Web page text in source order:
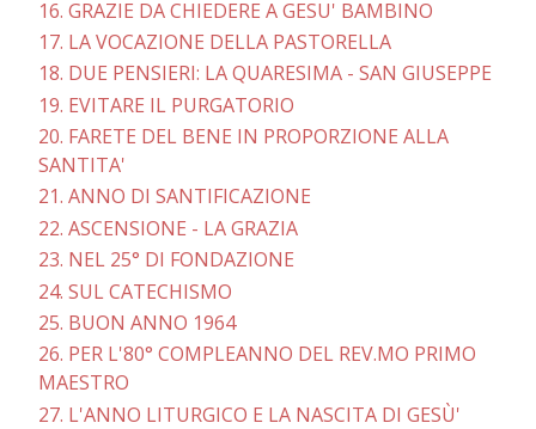
16. GRAZIE DA CHIEDERE A GESU' BAMBINO
17. LA VOCAZIONE DELLA PASTORELLA
18. DUE PENSIERI: LA QUARESIMA - SAN GIUSEPPE
19. EVITARE IL PURGATORIO
20. FARETE DEL BENE IN PROPORZIONE ALLA
SANTITA'
21. ANNO DI SANTIFICAZIONE
22. ASCENSIONE - LA GRAZIA
23. NEL 25° DI FONDAZIONE
24. SUL CATECHISMO
25. BUON ANNO 1964
26. PER L'80° COMPLEANNO DEL REV.MO PRIMO
MAESTRO
27. L'ANNO LITURGICO E LA NASCITA DI GESÙ'